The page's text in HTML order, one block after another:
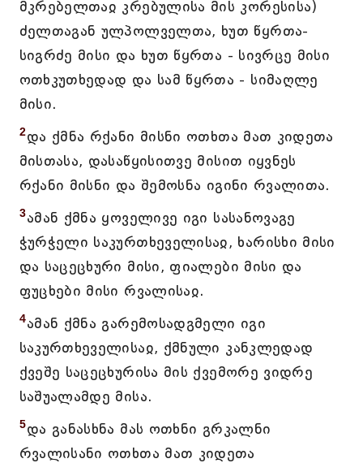
მკრებელთაჲ კრებულისა მის კორესისა)
ძელთაგან ულპოლველთა, ხუთ წყრთა-
სიგრძე მისი და ხუთ წყრთა - სივრცე მისი
ოთხკუთხედად და სამ წყრთა - სიმაღლე
მისი.
2და ქმნა რქანი მისნი ოთხთა მათ კიდეთა
მისთასა, დასაწყისითვე მისით იყვნეს
რქანი მისნი და შემოსნა იგინი რვალითა.
3ამან ქმნა ყოველივე იგი სასანოვაგე
ჭურჭელი საკურთხეველისაჲ, ხარისხი მისი
და საცეცხური მისი, ფიალები მისი და
ფუცხები მისი რვალისაჲ.
4ამან ქმნა გარემოსადგმელი იგი
საკურთხეველისაჲ, ქმნული კანკლედად
ქვეშე საცეცხურისა მის ქვემორე ვიდრე
საშუალამდე მისა.
5და განასხნა მას ოთხნი გრკალნი
რვალისანი ოთხთა მათ კიდეთა